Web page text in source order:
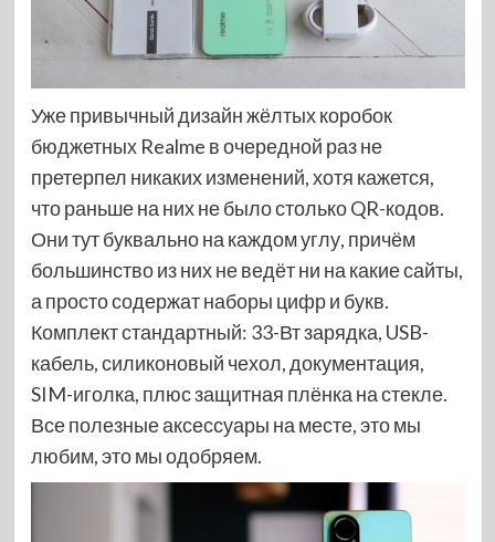
Уже привычный дизайн жёлтых коробок
бюджетных Realme в очередной раз не
претерпел никаких изменений, хотя кажется,
что раньше на них не было столько QR-кодов.
Они тут буквально на каждом углу, причём
большинство из них не ведёт ни на какие сайты,
а просто содержат наборы цифр и букв.
Комплект стандартный: 33-Вт зарядка, USB-
кабель, силиконовый чехол, документация,
SIM-иголка, плюс защитная плёнка на стекле.
Все полезные аксессуары на месте, это мы
любим, это мы одобряем.